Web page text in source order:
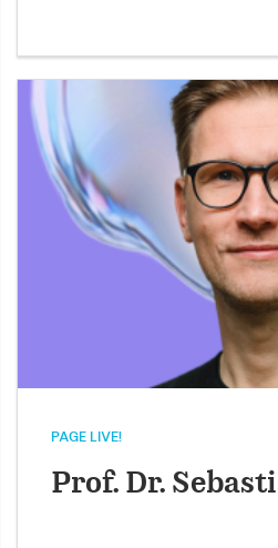
PAGE LIVE!
Prof. Dr.